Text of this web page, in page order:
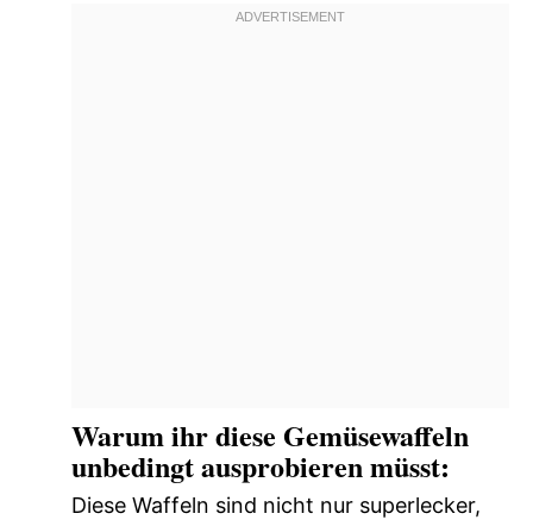
Warum ihr diese Gemüsewaffeln
unbedingt ausprobieren müsst:
Diese Waffeln sind nicht nur superlecker,